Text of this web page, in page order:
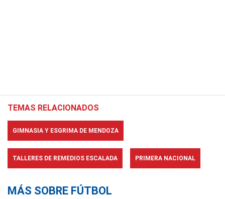
TEMAS RELACIONADOS
GIMNASIA Y ESGRIMA DE MENDOZA
TALLERES DE REMEDIOS ESCALADA PRIMERA NACIONAL
MÁS SOBRE FÚTBOL